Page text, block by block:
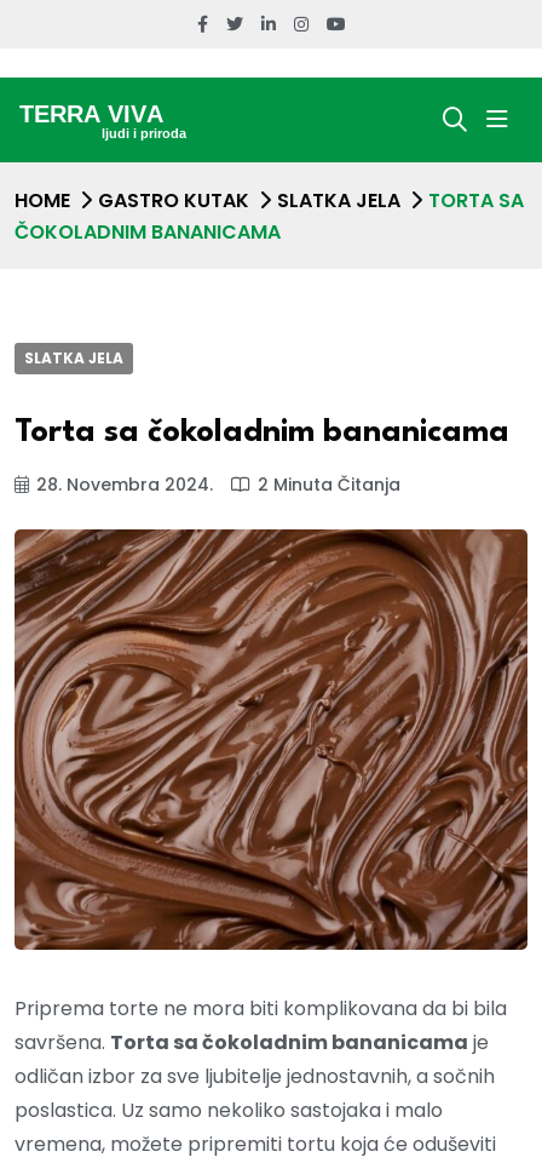
HOME GASTRO KUTAK SLATKA JELA
TORTA SA
ČOKOLADNIM BANANICAMA
SLATKA JELA
Torta sa čokoladnim bananicama
28. Novembra 2024. 2 Minuta Čitanja
Priprema torte ne mora biti komplikovana da bi bila
savršena. Torta sa čokoladnim bananicama je
odličan izbor za sve ljubitelje jednostavnih, a sočnih
poslastica. Uz samo nekoliko sastojaka i malo
vremena, možete pripremiti tortu koja će oduševiti